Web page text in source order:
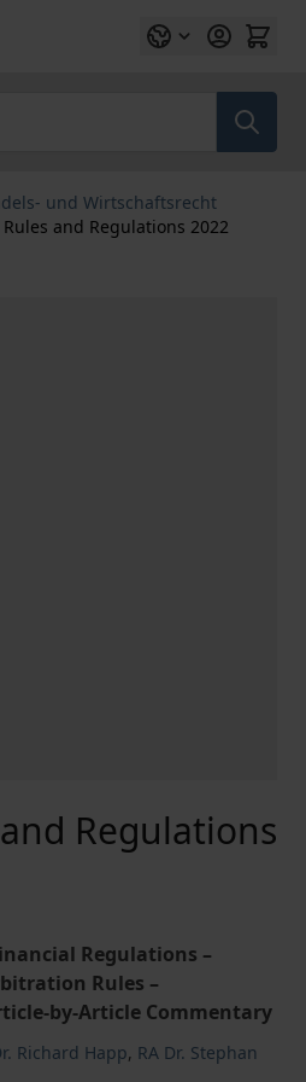
und Wirtschaftsrecht
Rules and Regulations 2022
Regulations
Regulations –
Rules –
by-Article Commentary
Richard Happ, RA Dr. Stephan